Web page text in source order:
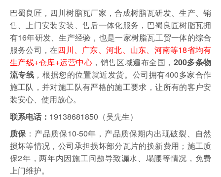
巴蜀良匠，四川树脂瓦厂家，合成树脂瓦研发、生产、销
售、上门安装安装、售后一体化服务，巴蜀良匠树脂瓦拥
有16年研发、生产经验，也是一家树脂瓦工贸一体的综合
服务公司，在四川、广东、河北、山东、河南等18省均有
生产线+仓库+运营中心 ，销售区域遍布全国， 200多条物
流专线 ，根据您的位置就近发货。 公司拥有400多家合作
施工队，并对施工队有严格的施工要求，让所有的客户安
装安心、使用放心。
联系电话： 19138681850（吴先生）
质保 ：产品质保10-50年，产品质保期内出现破裂、自然
损坏等情况，公司承担损坏部分瓦片的换新费用；施工质
保2年，两年内因施工问题导致漏水、塌腰等情况，免费
上门维护。